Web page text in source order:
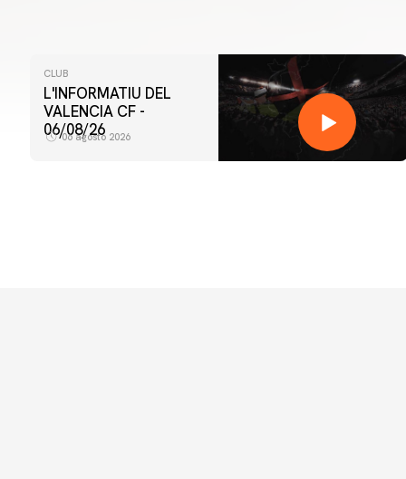
CLUB
L'INFORMATIU DEL
VALENCIA CF -
06/08/26
06 agosto 2026